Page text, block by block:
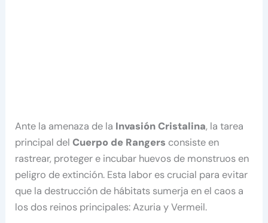
Ante la amenaza de la Invasión Cristalina, la tarea
principal delCuerpo de Rangers consiste en
rastrear, proteger e incubar huevos de monstruos en
peligro de extinción. Esta labor es crucial para evitar
que la destrucción de hábitats sumerja en el caos a
los dos reinos principales: Azuria y Vermeil.